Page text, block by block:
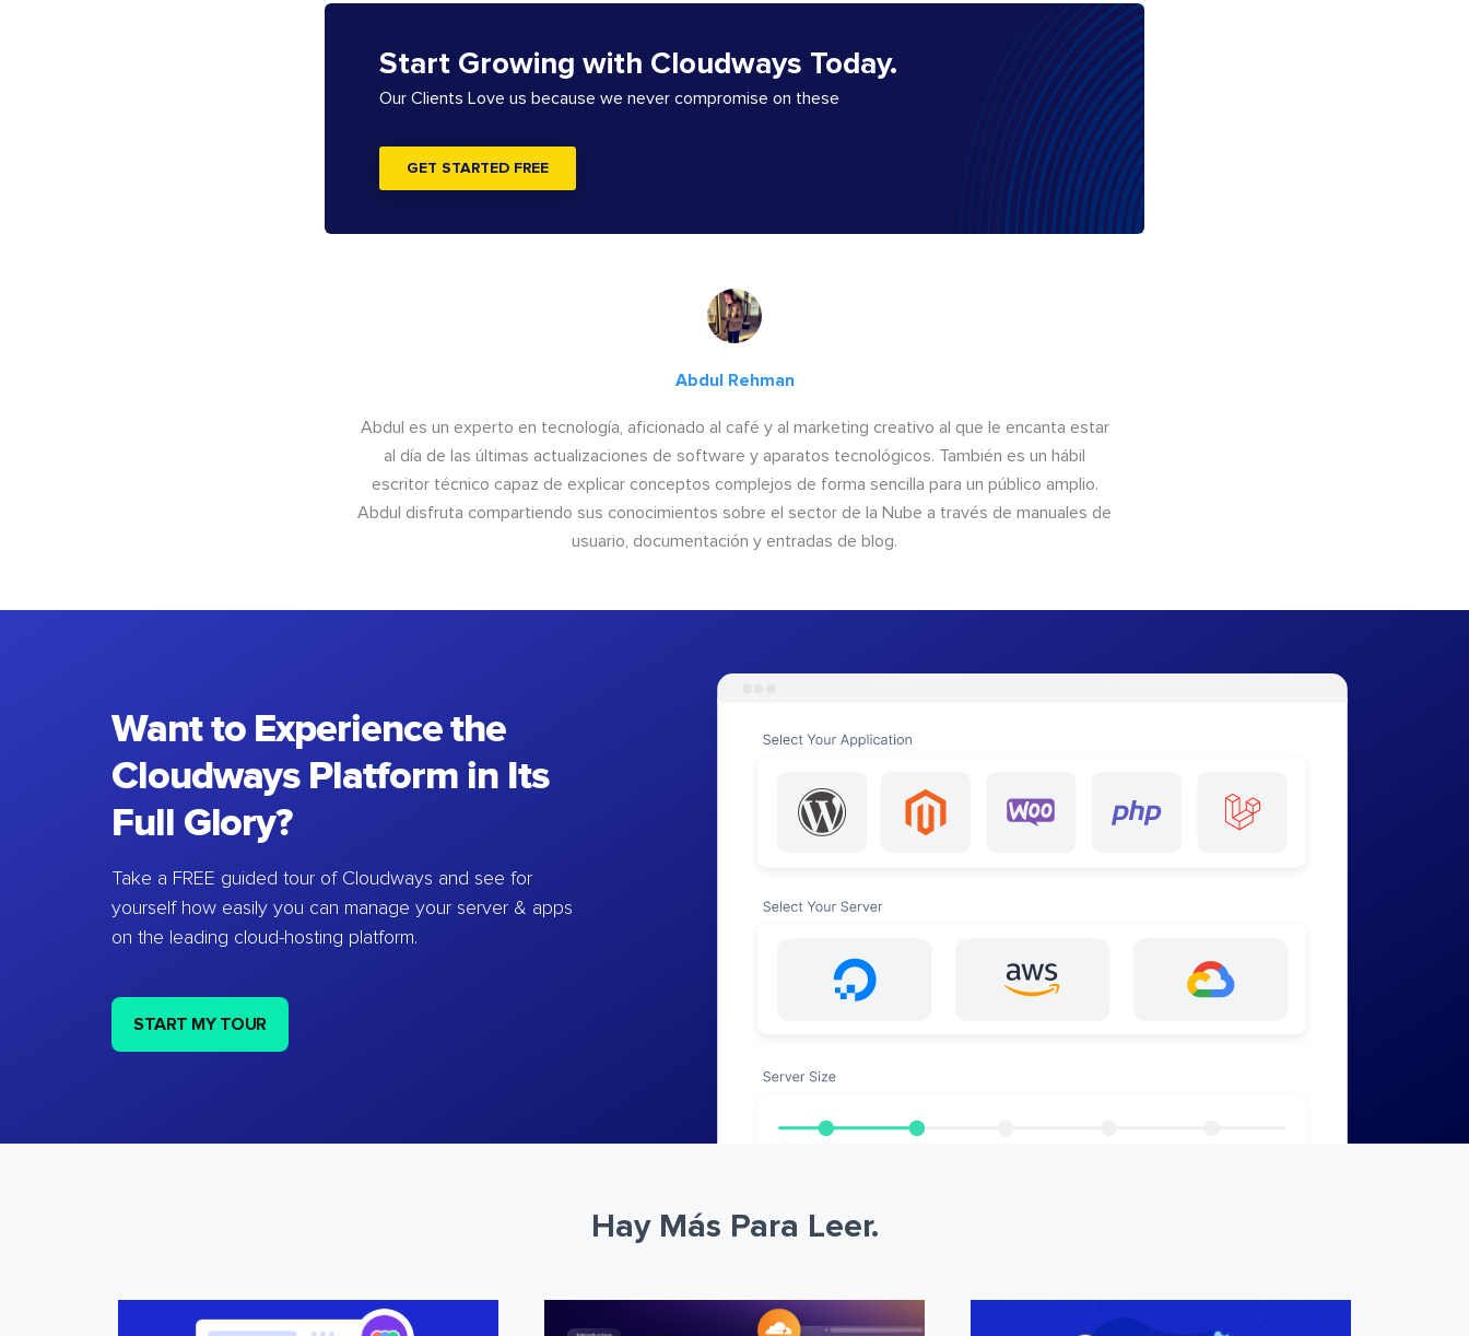
Start Growing with Cloudways Today.
Our Clients Love us because we never compromise on these
GET STARTED FREE
Abdul Rehman
Abdul es un experto en tecnología, aficionado al café y al marketing creativo al que le encanta estar
al día de las últimas actualizaciones de software y aparatos tecnológicos. También es un hábil
escritor técnico capaz de explicar conceptos complejos de forma sencilla para un público amplio.
Abdul disfruta compartiendo sus conocimientos sobre el sector de la Nube a través de manuales de
usuario, documentación y entradas de blog.
Want to Experience the
Cloudways Platform in Its
Full Glory?
Take a FREE guided tour of Cloudways and see for
yourself how easily you can manage your server & apps
on the leading cloud-hosting platform.
START MY TOUR
Hay Más Para Leer.